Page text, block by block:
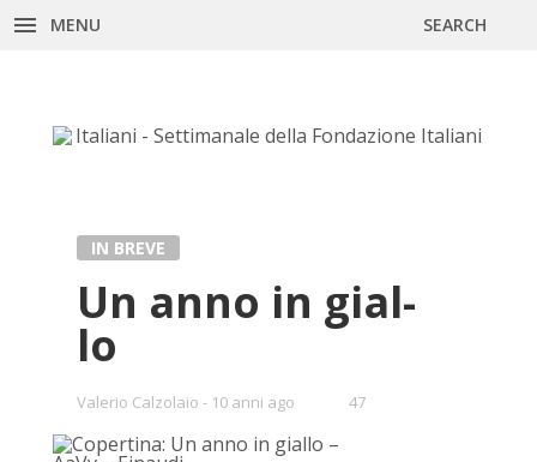
MENU SEARCH
IN BREVE
Un anno in gial­
lo
Valerio Calzolaio 10 anni ago
•
47